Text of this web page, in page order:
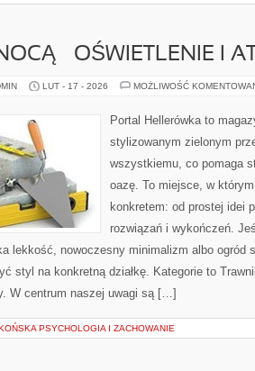
– OŚWIETLENIE I
LUT - 17 - 2026 MOŻLIWOŚĆ
Portal Hellerówka to
stylizowanym zielonym
wszystkiemu, co pomaga
oazę. To miejsce, w
konkretem: od prostej idei
rozwiązań i wykończeń.
lekkość, nowoczesny minimalizm albo ogród
styl na konkretną działkę. Kategorie to
W centrum naszej uwagi są […]
PSYCHOLOGIA I ZACHOWANIE